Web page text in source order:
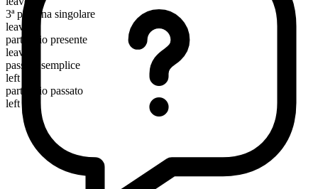
3ª persona singolare
leaves
participio presente
leaving
passato semplice
left
participio passato
left